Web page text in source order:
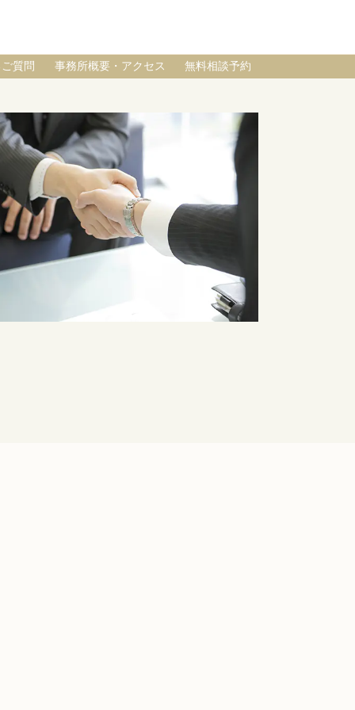
質問 事務所概要・アクセス 無料相談予約